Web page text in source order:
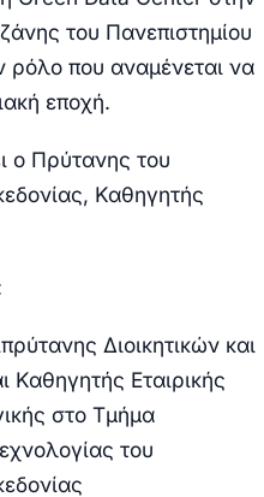
του Πανεπιστημίου
ρόλο που αναμένεται να
εποχή.
ο Πρύτανης του
Καθηγητής
Διοικητικών και
Καθηγητής Εταιρικής
στο Τμήμα
του